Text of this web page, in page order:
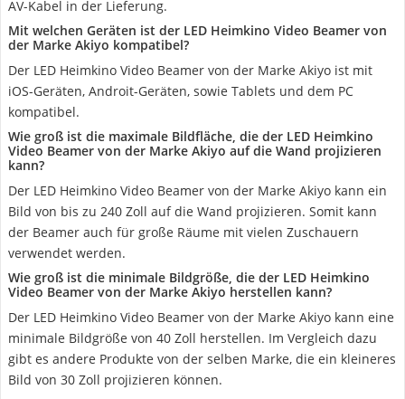
AV-Kabel in der Lieferung.
Mit welchen Geräten ist der LED Heimkino Video Beamer von
der Marke Akiyo kompatibel?
Der LED Heimkino Video Beamer von der Marke Akiyo ist mit
iOS-Geräten, Androit-Geräten, sowie Tablets und dem PC
kompatibel.
Wie groß ist die maximale Bildfläche, die der LED Heimkino
Video Beamer von der Marke Akiyo auf die Wand projizieren
kann?
Der LED Heimkino Video Beamer von der Marke Akiyo kann ein
Bild von bis zu 240 Zoll auf die Wand projizieren. Somit kann
der Beamer auch für große Räume mit vielen Zuschauern
verwendet werden.
Wie groß ist die minimale Bildgröße, die der LED Heimkino
Video Beamer von der Marke Akiyo herstellen kann?
Der LED Heimkino Video Beamer von der Marke Akiyo kann eine
minimale Bildgröße von 40 Zoll herstellen. Im Vergleich dazu
gibt es andere Produkte von der selben Marke, die ein kleineres
Bild von 30 Zoll projizieren können.